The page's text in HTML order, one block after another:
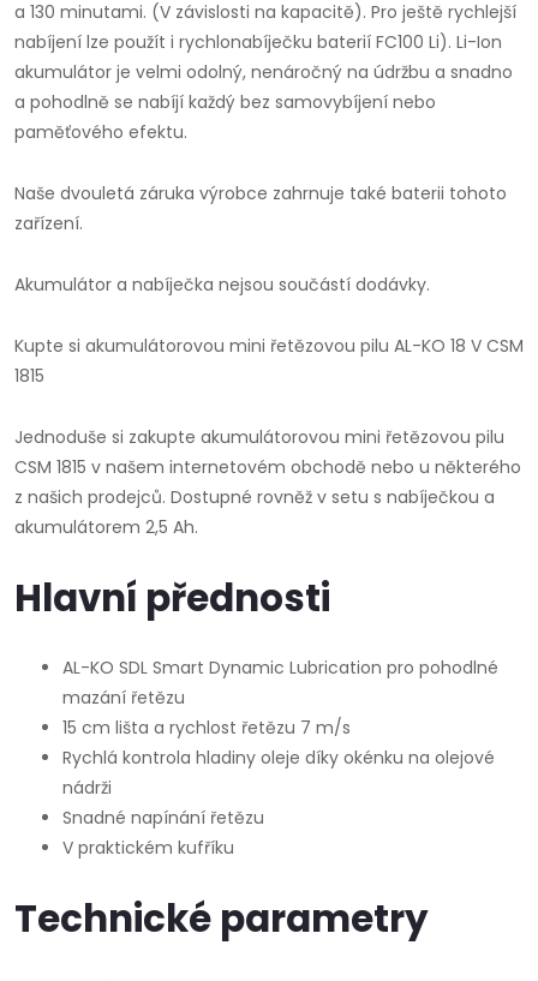
a 130 minutami. (V závislosti na kapacitě). Pro ještě rychlejší
nabíjení lze použít i rychlonabíječku baterií FC100 Li). Li-Ion
akumulátor je velmi odolný, nenáročný na údržbu a snadno
a pohodlně se nabíjí každý bez samovybíjení nebo
paměťového efektu.
Naše dvouletá záruka výrobce zahrnuje také baterii tohoto
zařízení.
Akumulátor a nabíječka nejsou součástí dodávky.
Kupte si akumulátorovou mini řetězovou pilu AL-KO 18 V CSM
1815
Jednoduše si zakupte akumulátorovou mini řetězovou pilu
CSM 1815 v našem internetovém obchodě nebo u některého
z našich prodejců. Dostupné rovněž v setu s nabíječkou a
akumulátorem 2,5 Ah.
Hlavní přednosti
AL-KO SDL Smart Dynamic Lubrication pro pohodlné
mazání řetězu
15 cm lišta a rychlost řetězu 7 m/s
Rychlá kontrola hladiny oleje díky okénku na olejové
nádrži
Snadné napínání řetězu
V praktickém kufříku
Technické parametry